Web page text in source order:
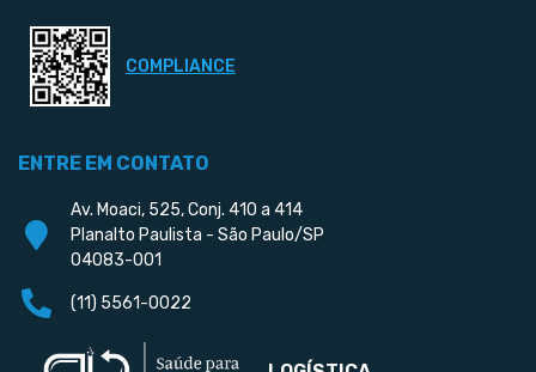
COMPLIANCE
ENTRE EM CONTATO
Av. Moaci, 525, Conj. 410 a 414
Planalto Paulista - São Paulo/SP
04083-001
(11) 5561-0022